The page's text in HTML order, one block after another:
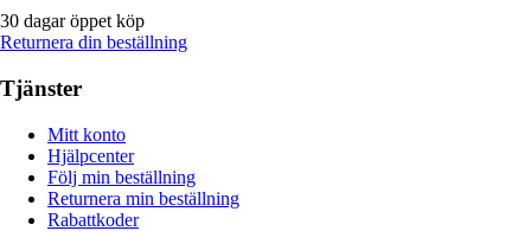
30 dagar öppet köp
Returnera din beställning
Tjänster
Mitt konto
Hjälpcenter
Följ min beställning
Returnera min beställning
Rabattkoder